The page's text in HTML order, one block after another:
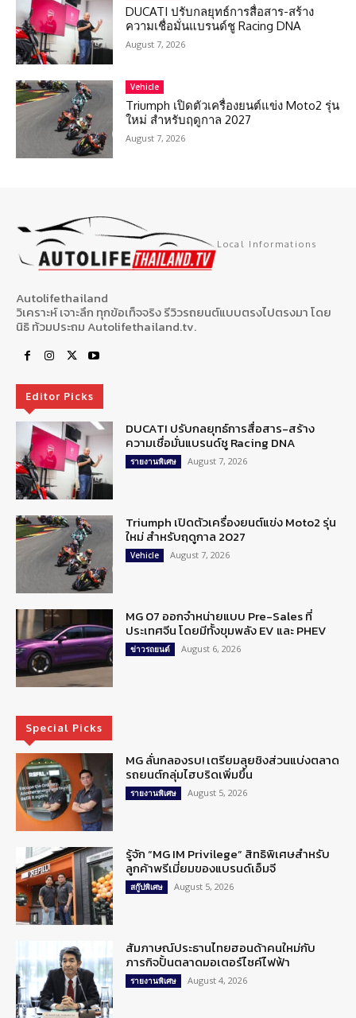
DUCATI ปรับกลยุทธ์การสื่อสาร-สร้าง
ความเชื่อมั่นแบรนด์ชู Racing DNA
August 7, 2026
Vehicle
Triumph เปิดตัวเครื่องยนต์แข่ง Moto2 รุ่น
ใหม่ สำหรับฤดูกาล 2027
August 7, 2026
Local Informations
Autolifethailand
วิเคราะห์ เจาะลึก ทุกข้อเท็จจริง รีวิวรถยนต์แบบตรงไปตรงมา โดย
นิธิ ท้วมประถม Autolifethailand.tv.
Editor Picks
DUCATI ปรับกลยุทธ์การสื่อสาร-สร้าง
ความเชื่อมั่นแบรนด์ชู Racing DNA
รายงานพิเศษ August 7, 2026
Triumph เปิดตัวเครื่องยนต์แข่ง Moto2 รุ่น
ใหม่ สำหรับฤดูกาล 2027
Vehicle August 7, 2026
MG 07 ออกจำหน่ายแบบ Pre-Sales ที่
ประเทศจีน โดยมีทั้งขุมพลัง EV และ PHEV
ข่าวรถยนต์ August 6, 2026
Special Picks
MG ลั่นกลองรบ! เตรียมลุยชิงส่วนแบ่งตลาด
รถยนต์กลุ่มไฮบริดเพิ่มขึ้น
รายงานพิเศษ August 5, 2026
รู้จัก “MG IM Privilege” สิทธิพิเศษสำหรับ
ลูกค้าพรีเมี่ยมของแบรนด์เอ็มจี
สกู๊ปพิเศษ August 5, 2026
สัมภาษณ์ประธานไทยฮอนด้าคนใหม่กับ
ภารกิจปั้นตลาดมอเตอร์ไซค์ไฟฟ้า
รายงานพิเศษ August 4, 2026